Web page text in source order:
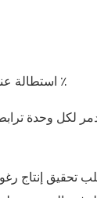
استطالة عند الاستراحة = (الطول عند الاستراحة & ناقص ؛ الطول الأولي) / الطول الأولي*100 ٪
لكل وحدة
تحقيق إنتاج